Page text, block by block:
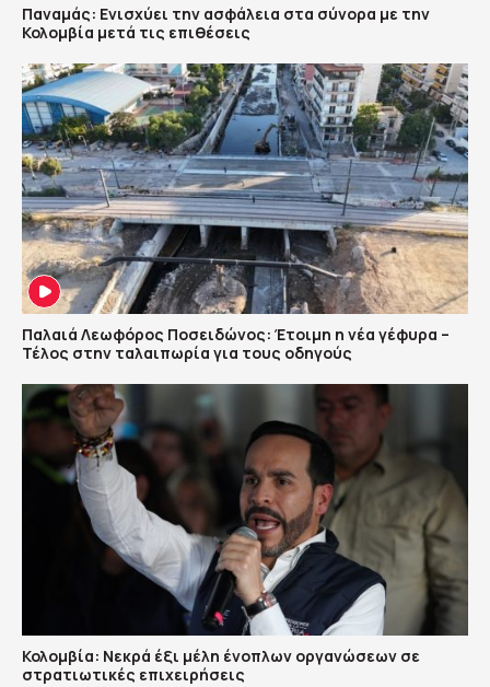
Παναμάς: Ενισχύει την ασφάλεια στα σύνορα με την
Κολομβία μετά τις επιθέσεις
Παλαιά Λεωφόρος Ποσειδώνος: Έτοιμη η νέα γέφυρα –
Τέλος στην ταλαιπωρία για τους οδηγούς
Κολομβία: Νεκρά έξι μέλη ένοπλων οργανώσεων σε
στρατιωτικές επιχειρήσεις